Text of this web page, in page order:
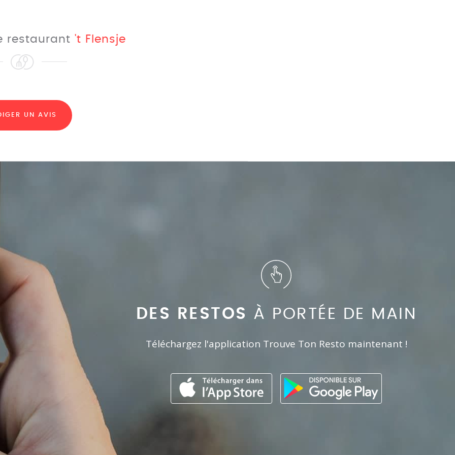
restaurant 't Flensje
UN AVIS
DES RESTOS À PORTÉE DE MAIN
Téléchargez l'application Trouve Ton Resto maintenant !